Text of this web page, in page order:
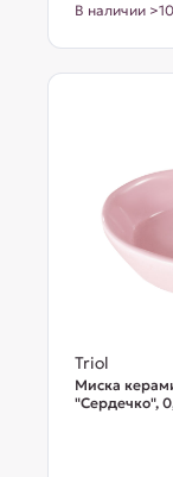
В наличии
Triol
Миска
"Сердечко",